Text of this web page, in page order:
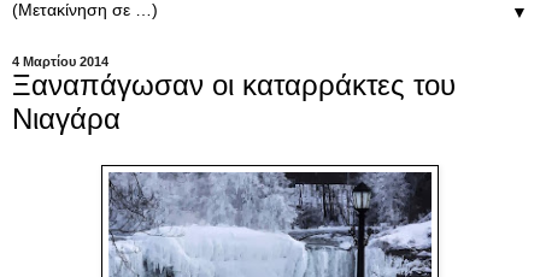
▼
4 Μαρτίου 2014
Ξαναπάγωσαν οι καταρράκτες του
Νιαγάρα